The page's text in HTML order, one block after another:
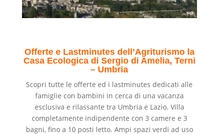
Offerte e Lastminutes dell’Agriturismo la
Casa Ecologica di Sergio di Amelia, Terni
– Umbria
Scopri tutte le offerte ed i lastminutes dedicati alle
famiglie con bambini in cerca di una vacanza
esclusiva e rilassante tra Umbria e Lazio. Villa
completamente indipendente con 3 camere e 3
bagni, fino a 10 posti letto. Ampi spazi verdi ad uso